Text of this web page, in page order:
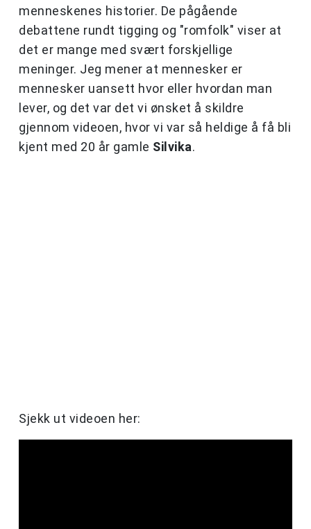
menneskenes historier. De pågående
debattene rundt tigging og "romfolk" viser at
det er mange med svært forskjellige
meninger. Jeg mener at mennesker er
mennesker uansett hvor eller hvordan man
lever, og det var det vi ønsket å skildre
gjennom videoen, hvor vi var så heldige å få bli
kjent med 20 år gamle Silvika.
Sjekk ut videoen her: